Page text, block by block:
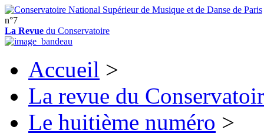
n°7
La Revue du Conservatoire
Accueil >
La revue du
Le huitième numéro >